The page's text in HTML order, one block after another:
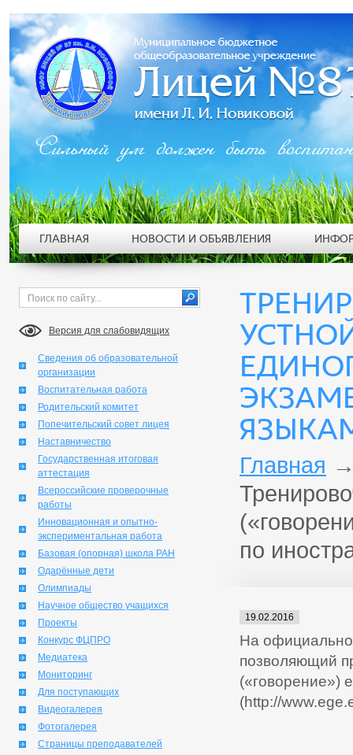
Версия для слабовидящих
Сведения об образовательной
организации
Воспитательная работа
Родительский комитет
Попечительский совет лицея
Наставничество
Государственная итоговая
аттестация
Всероссийские проверочные
работы
Инновационная и опытно-
экспериментальная работа
Базовая (опорная) школа РАН
Одарённые дети
Олимпиады
Научное общество учащихся
Проекты
Конкурс ФЦПРО
Медиатека
Мониторинг
Для поступающих
Видеогалерея
Фотогалерея
Страницы преподавателей
Главная
по
19.02.2016
На
позволяющий
(«говорение»)
(http://
Сильный ум должен быть
ГЛАВНАЯ НОВОСТИ И ОБЪЯВЛЕНИЯ